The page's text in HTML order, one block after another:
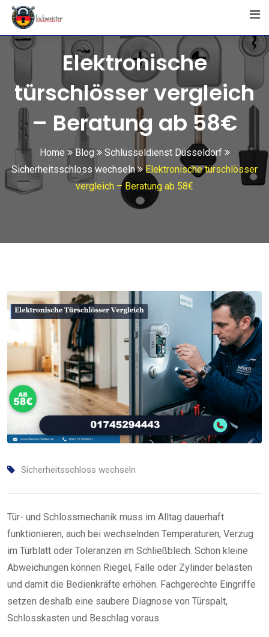
Skip
content
Elektronische
türschlösser vergleich
– Beratung ab 58€
Home Blog
Schlüsseldienst Düsseldorf
Sicherheitsschloss wechseln
Elektronische türschlösser
vergleich – Beratung ab 58€
Sicherheitsschloss wechseln
Tür- und Schlossmechanik muss im Alltag dauerhaft
funktionieren, auch bei wechselnden Temperaturen, Verzug
im Türblatt oder Toleranzen im Schließblech. Schon kleine
Abweichungen können Riegel, Falle oder Zylinder belasten
und damit die Bedienkräfte erhöhen. Fachgerechte Eingriffe
setzen deshalb eine saubere Diagnose von Türspalt,
Schlosskasten und Beschlag voraus.